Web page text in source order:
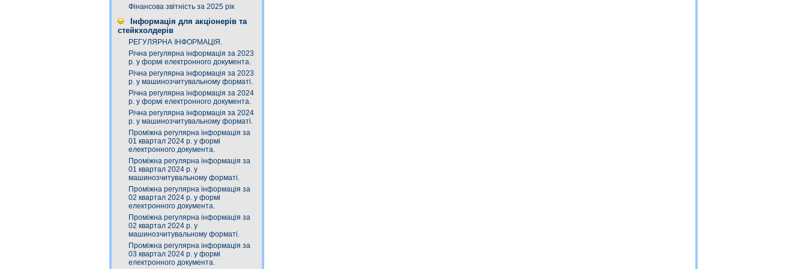
Фінансова звітність за 2025 рік
Інформація для акціонерів та
стейкхолдерів
РЕГУЛЯРНА ІНФОРМАЦІЯ.
Річна регулярна інформація за 2023
р. у формі електронного документа.
Річна регулярна інформація за 2023
р. у машинозчитувальному форматі.
Річна регулярна інформація за 2024
р. у формі електронного документа.
Річна регулярна інформація за 2024
р. у машинозчитувальному форматі.
Проміжна регулярна інформація за
01 квартал 2024 р. у формі
електронного документа.
Проміжна регулярна інформація за
01 квартал 2024 р. у
машинозчитувальному форматі.
Проміжна регулярна інформація за
02 квартал 2024 р. у формі
електронного документа.
Проміжна регулярна інформація за
02 квартал 2024 р. у
машинозчитувальному форматі.
Проміжна регулярна інформація за
03 квартал 2024 р. у формі
електронного документа.